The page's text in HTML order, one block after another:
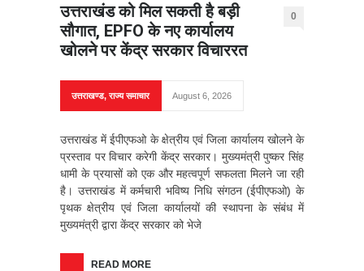
उत्तराखंड को मिल सकती है बड़ी
सौगात, EPFO के नए कार्यालय
खोलने पर केंद्र सरकार विचाररत
0
उत्तराखण्ड,राज्य समाचार August 6, 2026
उत्तराखंड में ईपीएफओ के क्षेत्रीय एवं जिला कार्यालय खोलने के
प्रस्ताव पर विचार करेगी केंद्र सरकार। मुख्यमंत्री पुष्कर सिंह
धामी के प्रयासों को एक और महत्वपूर्ण सफलता मिलने जा रही
है। उत्तराखंड में कर्मचारी भविष्य निधि संगठन (ईपीएफओ) के
पृथक क्षेत्रीय एवं जिला कार्यालयों की स्थापना के संबंध में
मुख्यमंत्री द्वारा केंद्र सरकार को भेजे
READ MORE